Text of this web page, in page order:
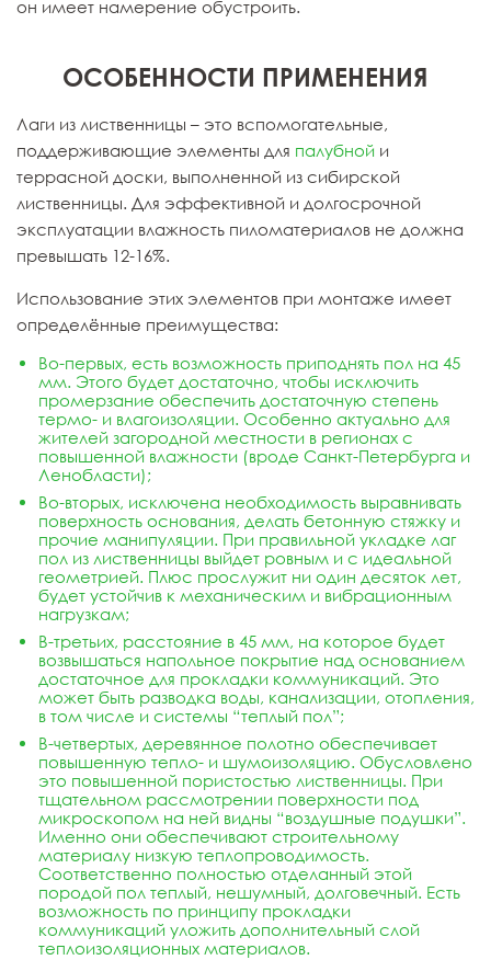
он имеет намерение обустроить.
ОСОБЕННОСТИ ПРИМЕНЕНИЯ
Лаги из лиственницы – это вспомогательные,
поддерживающие элементы для палубной и
террасной доски, выполненной из сибирской
лиственницы. Для эффективной и долгосрочной
эксплуатации влажность пиломатериалов не должна
превышать 12-16%.
Использование этих элементов при монтаже имеет
определённые преимущества:
Во-первых, есть возможность приподнять пол на 45
мм. Этого будет достаточно, чтобы исключить
промерзание обеспечить достаточную степень
термо- и влагоизоляции. Особенно актуально для
жителей загородной местности в регионах с
повышенной влажности (вроде Санкт-Петербурга и
Ленобласти);
Во-вторых, исключена необходимость выравнивать
поверхность основания, делать бетонную стяжку и
прочие манипуляции. При правильной укладке лаг
пол из лиственницы выйдет ровным и с идеальной
геометрией. Плюс прослужит ни один десяток лет,
будет устойчив к механическим и вибрационным
нагрузкам;
В-третьих, расстояние в 45 мм, на которое будет
возвышаться напольное покрытие над основанием
достаточное для прокладки коммуникаций. Это
может быть разводка воды, канализации, отопления,
в том числе и системы “теплый пол”;
В-четвертых, деревянное полотно обеспечивает
повышенную тепло- и шумоизоляцию. Обусловлено
это повышенной пористостью лиственницы. При
тщательном рассмотрении поверхности под
микроскопом на ней видны “воздушные подушки”.
Именно они обеспечивают строительному
материалу низкую теплопроводимость.
Соответственно полностью отделанный этой
породой пол теплый, нешумный, долговечный. Есть
возможность по принципу прокладки
коммуникаций уложить дополнительный слой
теплоизоляционных материалов.